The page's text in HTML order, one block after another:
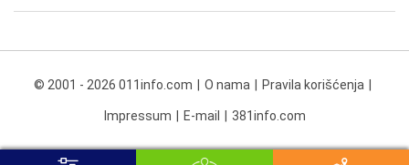
© 2001 - 2026 011info.com O nama Pravila korišćenja
Impressum E-mail 381info.com